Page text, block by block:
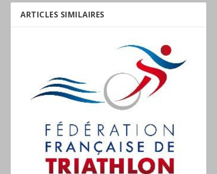
ARTICLES SIMILAIRES